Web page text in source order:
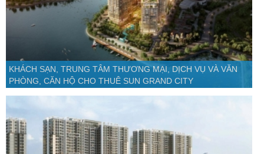
KHÁCH SẠN, TRUNG TÂM THƯƠNG MẠI, DỊCH VỤ VÀ VĂN
PHÒNG, CĂN HỘ CHO THUÊ SUN GRAND CITY